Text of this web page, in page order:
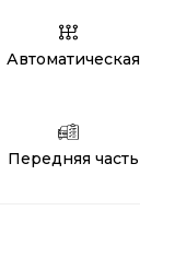
Автоматическая
Передняя часть